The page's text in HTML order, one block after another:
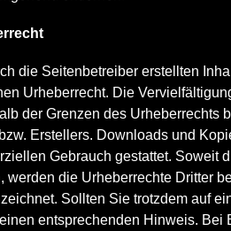
die Seitenbetreiber erstellten
Urheberrecht. Die
der Grenzen des Urheberrechts
Erstellers. Downloads und
Gebrauch gestattet. Soweit
werden die Urheberrechte Dritter
Sollten Sie trotzdem auf
entsprechenden Hinweis.